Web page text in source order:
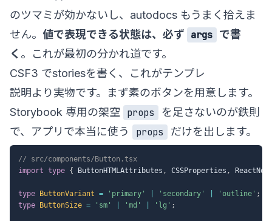
のツマミが効かないし、autodocs もうまく拾えま
せん。 値で表現できる状態は、必ず args で書
く 。これが最初の分かれ道です。
CSF3 でstoriesを書く、これがテンプレ
説明より実物です。まず素のボタンを用意します。
Storybook 専用の架空
props
を足さないのが鉄則
で、アプリで本当に使う
props だけを出します。
// src/components/Button.tsx
import type { ButtonHTMLAttributes , CSSProperties ,
type ButtonVariant = 'primary' 'secondary' 'outline' ;
type
ButtonSize = 'sm' 'md' 'lg' ;